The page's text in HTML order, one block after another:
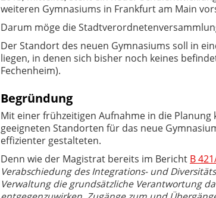
weiteren Gymnasiums in Frankfurt am Main
Darum möge die
Der Standort des neuen Gymnasiums soll in
liegen, in denen sich bisher noch keines
Fechenheim).
Begründung
Mit einer frühzeitigen Aufnahme in die Planung
geeigneten Standorten für das neue
effizienter gestalteten.
Denn wie der Magistrat bereits im Bericht B
Verabschiedung des Inte­grations- und
Verwaltung die grundsätzliche Verantwortung